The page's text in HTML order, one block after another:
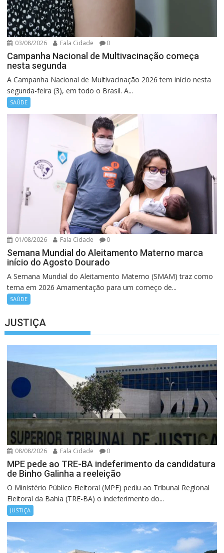
03/08/2026 Fala Cidade 0
Campanha Nacional de Multivacinação começa
nesta segunda
A Campanha Nacional de Multivacinação 2026 tem início nesta
segunda-feira (3), em todo o Brasil. A...
SAÚDE
01/08/2026 Fala Cidade 0
Semana Mundial do Aleitamento Materno marca
início do Agosto Dourado
A Semana Mundial do Aleitamento Materno (SMAM) traz como
tema em 2026 Amamentação para um começo de...
SAÚDE
JUSTIÇA
08/08/2026 Fala Cidade 0
MPE pede ao TRE-BA indeferimento da candidatura
de Binho Galinha a reeleição
O Ministério Público Eleitoral (MPE) pediu ao Tribunal Regional
Eleitoral da Bahia (TRE-BA) o indeferimento do...
JUSTIÇA